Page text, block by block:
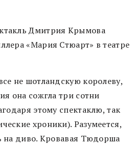
Дмитрия Крымова
«Мария Стюарт» в театре
не шотландскую королеву,
она сожгла три сотни
этому спектаклю, так
хроники). Разумеется,
на диво. Кровавая Тюдорша